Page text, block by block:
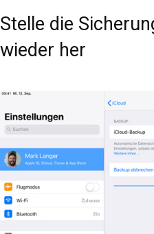
Stelle die
wieder her